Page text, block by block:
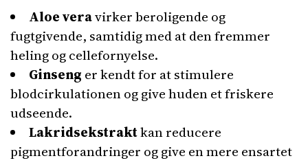
Aloe veravirker beroligende og
fugtgivende, samtidig med at den fremmer
heling og cellefornyelse.
Ginseng er kendt for at stimulere
blodcirkulationen og give huden et friskere
udseende.
Lakridsekstraktkan reducere
pigmentforandringer og give en mere ensartet